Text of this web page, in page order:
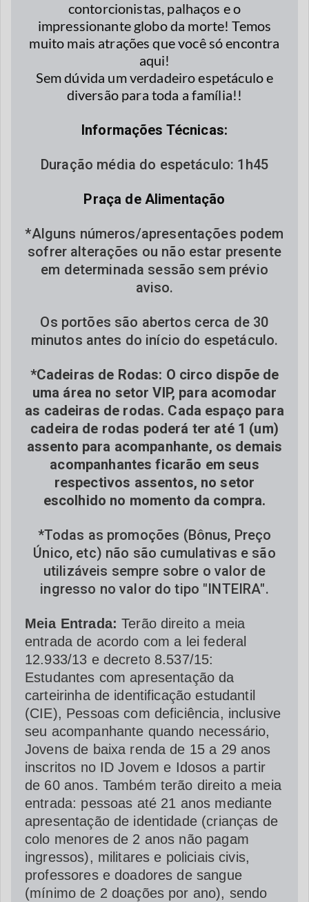
contorcionistas, palhaços e o
impressionante globo da morte! Temos
muito mais atrações que você só encontra
aqui!
Sem dúvida um verdadeiro espetáculo e
diversão para toda a família!!
Informações Técnicas:
Duração média do espetáculo: 1h45
Praça de Alimentação
*Alguns números/apresentações podem
sofrer alterações ou não estar presente
em determinada sessão sem prévio
aviso.
Os portões são abertos cerca de 30
minutos antes do início do espetáculo.
*Cadeiras de Rodas: O circo dispõe de
uma área no setor VIP, para acomodar
as cadeiras de rodas. Cada espaço para
cadeira de rodas poderá ter até 1 (um)
assento para acompanhante, os demais
acompanhantes ficarão em seus
respectivos assentos, no setor
escolhido no momento da compra.
*Todas as promoções (Bônus, Preço
Único, etc) não são cumulativas e são
utilizáveis sempre sobre o valor de
ingresso no valor do tipo "INTEIRA".
Meia Entrada:Terão direito a meia
entrada de acordo com a lei federal
12.933/13 e decreto 8.537/15:
Estudantes com apresentação da
carteirinha de identificação estudantil
(CIE), Pessoas com deficiência, inclusive
seu acompanhante quando necessário,
Jovens de baixa renda de 15 a 29 anos
inscritos no ID Jovem e Idosos a partir
de 60 anos. Também terão direito a meia
entrada: pessoas até 21 anos mediante
apresentação de identidade (crianças de
colo menores de 2 anos não pagam
ingressos), militares e policiais civis,
professores e doadores de sangue
(mínimo de 2 doações por ano), sendo